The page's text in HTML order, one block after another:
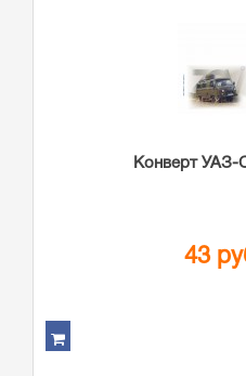
Конверт УАЗ-
43